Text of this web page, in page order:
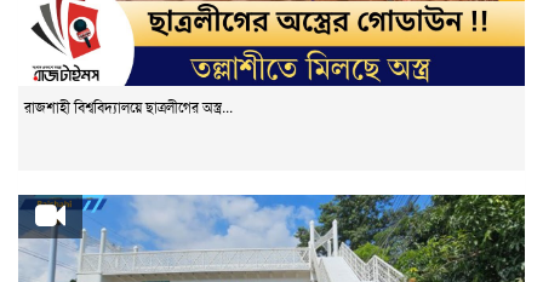
রাজশাহী বিশ্ববিদ্যালয়ে ছাত্রলীগের অস্ত্র...